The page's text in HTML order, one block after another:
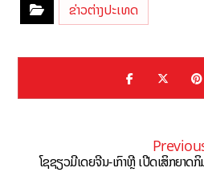
ຂ່າວຕ່າງປະເທດ
ໂຊຊຽວມີເດຍຈີນ-ເກົາຫຼີ ເປີດເສິກຍາດ